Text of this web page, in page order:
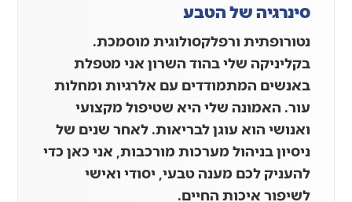
סינרגיה של הטבע
נטורופתית ורפלקסולוגית מוסמכת.
בקליניקה שלי בהוד השרון אני מטפלת
באנשים המתמודדים עם אלרגיות ומחלות
עור. האמונה שלי היא שטיפול מקצועי
ואנושי הוא עוגן לבריאות. לאחר שנים של
ניסיון בניהול מערכות מורכבות, אני כאן כדי
להעניק לכם מענה טבעי, יסודי ואישי
לשיפור איכות החיים.